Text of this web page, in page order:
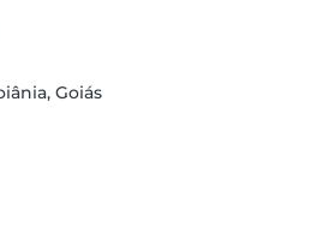
Goiás